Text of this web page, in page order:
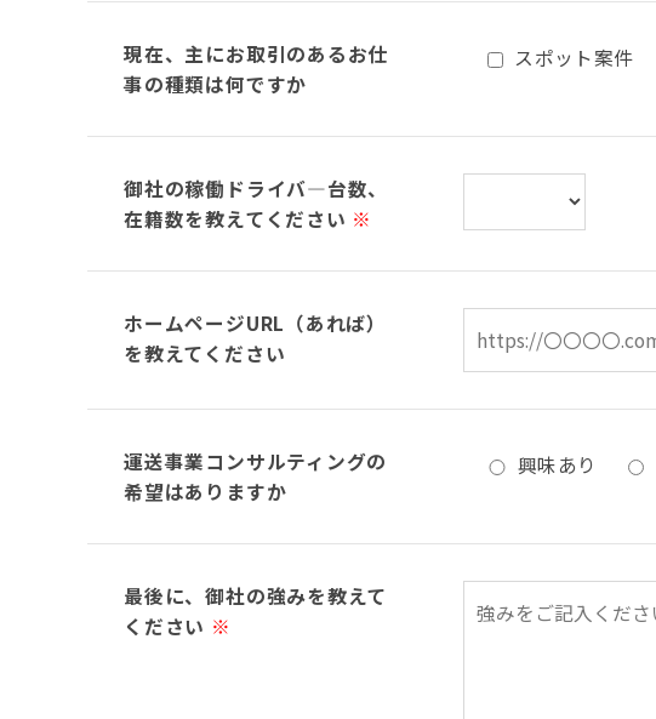
現在、主にお取引のあるお仕
事の種類は何ですか
スポット案件
御社の稼働ドライバ―台数、
在籍数を教えてください ※
ホームページURL（あれば）
を教えてください
運送事業コンサルティングの
希望はありますか
興味あり
最後に、御社の強みを教えて
ください ※